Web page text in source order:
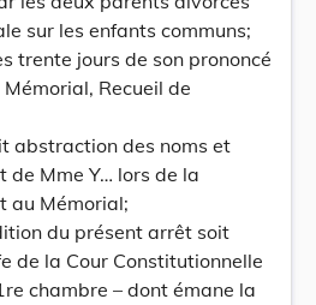
sur les enfants communs;
trente jours de son prononcé
Recueil de
abstraction des noms et
de Mme Y… lors de la
au Mémorial;
du présent arrêt soit
de la Cour Constitutionnelle
chambre – dont émane la